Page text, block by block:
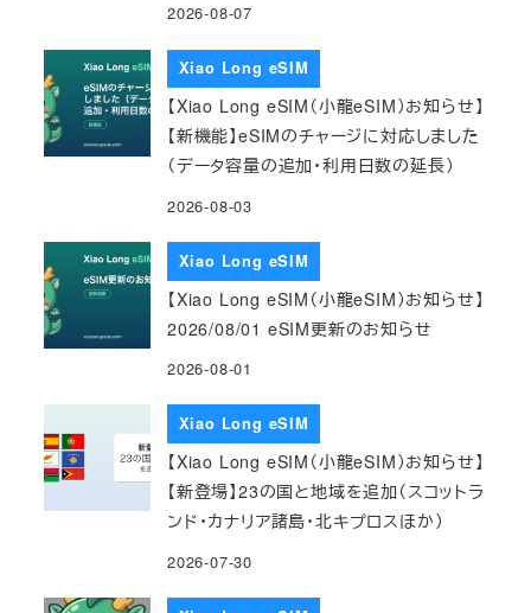
2026-08-07
Xiao Long eSIM
【Xiao Long eSIM（小龍eSIM）お知らせ】
【新機能】eSIMのチャージに対応しました
（データ容量の追加・利用日数の延長）
2026-08-03
Xiao Long eSIM
【Xiao Long eSIM（小龍eSIM）お知らせ】
2026/08/01 eSIM更新のお知らせ
2026-08-01
Xiao Long eSIM
【Xiao Long eSIM（小龍eSIM）お知らせ】
【新登場】23の国と地域を追加（スコットラ
ンド・カナリア諸島・北キプロスほか）
2026-07-30